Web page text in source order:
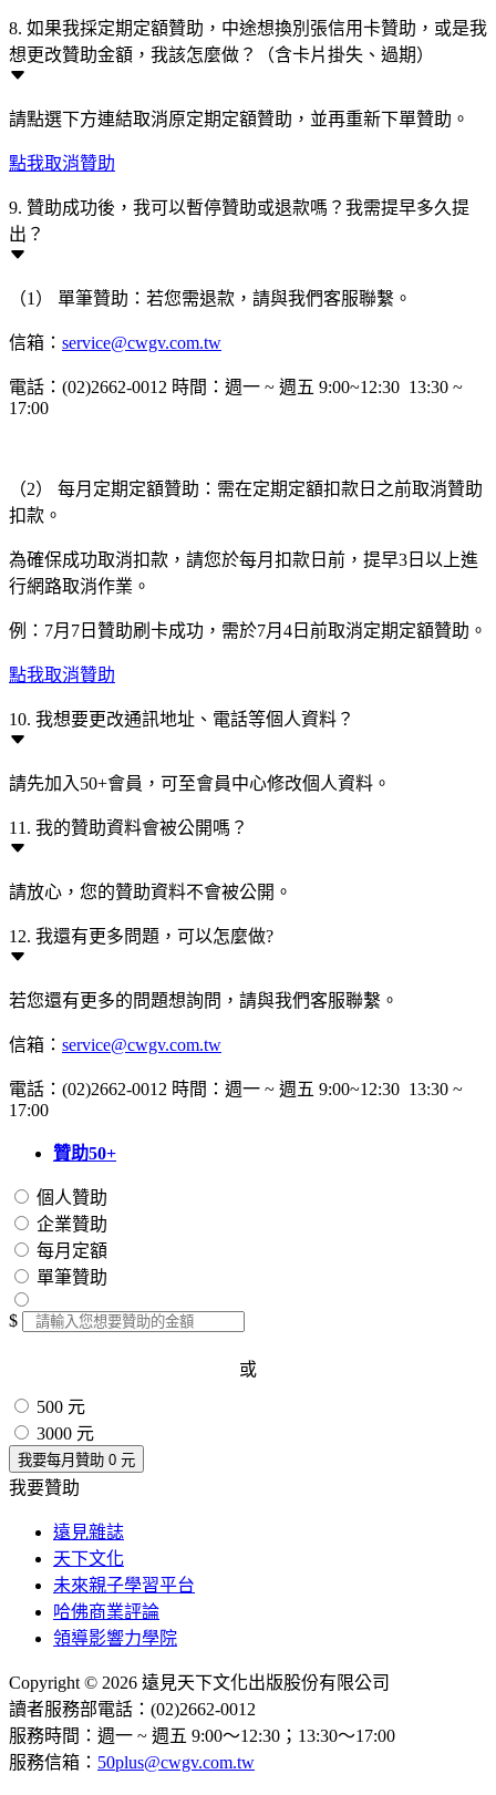
8. 如果我採定期定額贊助，中途想換別張信用卡贊助，或是我
想更改贊助金額，我該怎麼做？（含卡片掛失、過期）
請點選下方連結取消原定期定額贊助，並再重新下單贊助。
點我取消贊助
9. 贊助成功後，我可以暫停贊助或退款嗎？我需提早多久提
出？
（1） 單筆贊助：若您需退款，請與我們客服聯繫。
信箱： service@cwgv.com.tw
電話：(02)2662-0012 時間：週一 ~ 週五 9:00~12:30 13:30 ~
17:00
（2） 每月定期定額贊助：需在定期定額扣款日之前取消贊助
扣款。
為確保成功取消扣款，請您於每月扣款日前，提早3日以上進
行網路取消作業。
例：7月7日贊助刷卡成功，需於7月4日前取消定期定額贊助。
點我取消贊助
10. 我想要更改通訊地址、電話等個人資料？
請先加入50+會員，可至會員中心修改個人資料。
11. 我的贊助資料會被公開嗎？
請放心，您的贊助資料不會被公開。
12. 我還有更多問題，可以怎麼做?
若您還有更多的問題想詢問，請與我們客服聯繫。
信箱： service@cwgv.com.tw
電話：(02)2662-0012 時間：週一 ~ 週五 9:00~12:30 13:30 ~
17:00
贊助50+
個人贊助
企業贊助
每月定額
單筆贊助
$
或
500 元
3000 元
我要每月贊助 0 元
我要贊助
遠見雜誌
天下文化
未來親子學習平台
哈佛商業評論
領導影響力學院
Copyright © 2026 遠見天下文化出版股份有限公司
讀者服務部電話：(02)2662-0012
服務時間：週一 ~ 週五 9:00～12:30；13:30～17:00
服務信箱： 50plus@cwgv.com.tw